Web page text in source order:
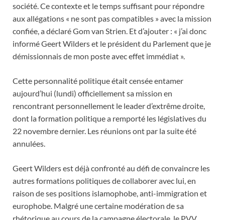
société. Ce contexte et le temps suffisant pour répondre
aux allégations « ne sont pas compatibles » avec la mission
confiée, a déclaré Gom van Strien. Et d’ajouter : « j’ai donc
informé Geert Wilders et le président du Parlement que je
démissionnais de mon poste avec effet immédiat ».
Cette personnalité politique était censée entamer
aujourd’hui (lundi) officiellement sa mission en
rencontrant personnellement le leader d’extrême droite,
dont la formation politique a remporté les législatives du
22 novembre dernier. Les réunions ont par la suite été
annulées.
Geert Wilders est déjà confronté au défi de convaincre les
autres formations politiques de collaborer avec lui, en
raison de ses positions islamophobe, anti-immigration et
europhobe. Malgré une certaine modération de sa